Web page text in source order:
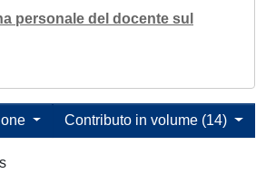
personale del docente sul
Contributo in volume (14)